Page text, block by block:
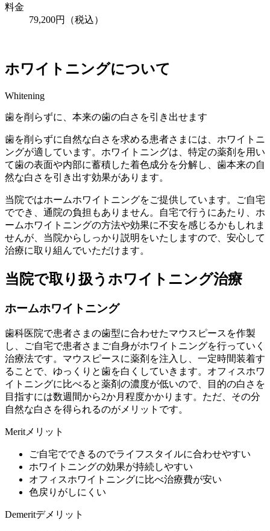
料金
79,200円（税込）
ホワイトニングについて
Whitening
歯を削らずに、本来の歯の白さを引き出せます
歯を削らずに自然な白さを求める患者さまには、ホワイトニ
ングが適しています。ホワイトニングは、特定の薬剤を用い
て歯の表面や内部に蓄積した着色成分を分解し、歯本来の自
然な白さを引き出す効果があります。
当院ではホームホワイトニングをご提供しています。ご自宅
ででき、通院の負担もありません。自宅で行うにあたり、ホ
ームホワイトニングの方法や効果に不安を感じるかもしれま
せんが、当院からしっかり説明をいたしますので、安心して
治療に取り組んでいただけます。
当院で取り扱うホワイトニング治療
ホームホワイトニング
歯科医院で患者さまの歯型に合わせたマウスピースを作製
し、ご自宅で患者さまご自身がホワイトニングを行っていく
治療法です。マウスピースに薬剤を注入し、一定時間装着す
ることで、ゆっくりと歯を白くしていきます。オフィスホワ
イトニングに比べると薬剤の濃度が低いので、目的の白さを
目指すには数週間から2か月程度かかります。ただ、その分
自然な白さを得られるのがメリットです。
Merit メリット
ご自宅でできるのでライフスタイルに合わせやすい
ホワイトニングの効果が持続しやすい
オフィスホワイトニングに比べ治療費が安い
色戻りがしにくい
Demeritデメリット